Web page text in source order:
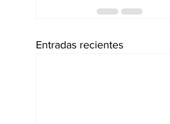
Entradas recientes